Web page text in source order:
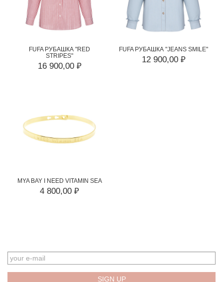
FUFA РУБАШКА "RED
STRIPES"
16 900,00 ₽
FUFA РУБАШКА "JEANS SMILE"
12 900,00 ₽
MYA BAY I NEED VITAMIN SEA
4 800,00 ₽